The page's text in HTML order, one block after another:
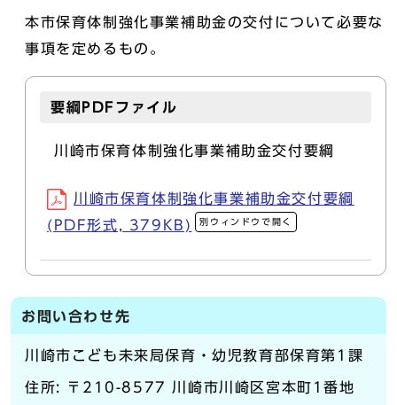
本市保育体制強化事業補助金の交付について必要な
事項を定めるもの。
要綱PDFファイル
川崎市保育体制強化事業補助金交付要綱
川崎市保育体制強化事業補助金交付要綱
(PDF形式, 379KB)
別ウィンドウで開く
お問い合わせ先
川崎市こども未来局保育・幼児教育部保育第1課
住所: 〒210-8577 川崎市川崎区宮本町1番地